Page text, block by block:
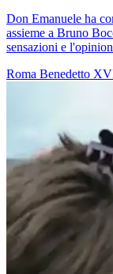
Don Emanuele ha
assieme a Bruno
sensazioni e
Roma Benedetto